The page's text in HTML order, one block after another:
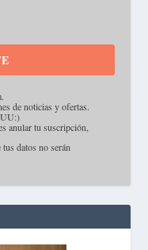
de noticias y ofertas.
anular tu suscripción,
datos no serán